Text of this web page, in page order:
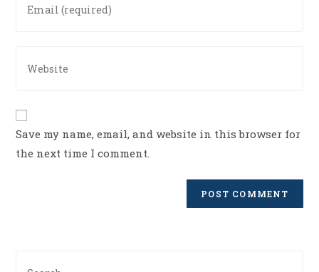
username
your
your
URL
(optional)
Save my name, email, and website in this browser for
the next time I comment.